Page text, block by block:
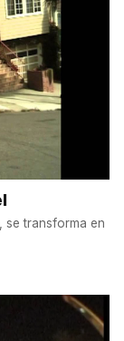
se transforma en